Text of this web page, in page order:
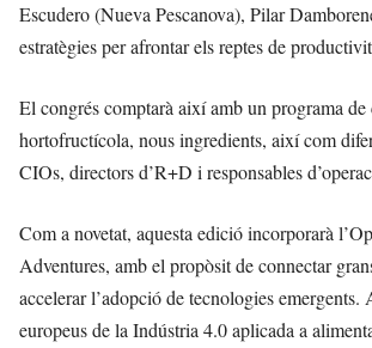
Escudero (Nueva Pescanova), Pilar
estratègies per afrontar els reptes de
El congrés comptarà així amb un programa
hortofructícola, nous ingredients, així com
CIOs, directors d’R+D i responsables
Com a novetat, aquesta edició incorporarà
Adventures, amb el propòsit de connectar
accelerar l’adopció de tecnologies
europeus de la Indústria 4.0 aplicada a